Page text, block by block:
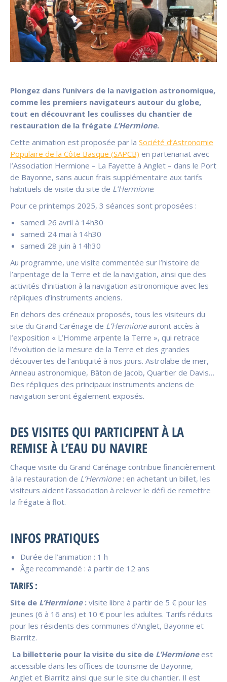
Plongez dans l’univers de la navigation astronomique,
comme les premiers navigateurs autour du globe,
tout en découvrant les coulisses du chantier de
restauration de la frégate L’Hermione.
Cette animation est proposée par la Société d’Astronomie
Populaire de la Côte Basque (SAPCB) en partenariat avec
l’Association Hermione – La Fayette à Anglet – dans le Port
de Bayonne, sans aucun frais supplémentaire aux tarifs
habituels de visite du site de L’Hermione.
Pour ce printemps 2025, 3 séances sont proposées :
samedi 26 avril à 14h30
samedi 24 mai à 14h30
samedi 28 juin à 14h30
Au programme, une visite commentée sur l’histoire de
l’arpentage de la Terre et de la navigation, ainsi que des
activités d’initiation à la navigation astronomique avec les
répliques d’instruments anciens.
En dehors des créneaux proposés, tous les visiteurs du
site du Grand Carénage de L’Hermioneauront accès à
l’exposition « L’Homme arpente la Terre », qui retrace
l’évolution de la mesure de la Terre et des grandes
découvertes de l’antiquité à nos jours. Astrolabe de mer,
Anneau astronomique, Bâton de Jacob, Quartier de Davis…
Des répliques des principaux instruments anciens de
navigation seront également exposés.
DES VISITES QUI PARTICIPENT À LA
REMISE À L’EAU DU NAVIRE
Chaque visite du Grand Carénage contribue financièrement
à la restauration de L’Hermione: en achetant un billet, les
visiteurs aident l’association à relever le défi de remettre
la frégate à flot.
INFOS PRATIQUES
Durée de l’animation : 1 h
Âge recommandé : à partir de 12 ans
TARIFS :
Site de L’Hermione: visite libre à partir de 5 € pour les
jeunes (6 à 16 ans) et 10 € pour les adultes. Tarifs réduits
pour les résidents des communes d’Anglet, Bayonne et
Biarritz.
La billetterie pour la visite du site de L’Hermioneest
accessible dans les offices de tourisme de Bayonne,
Anglet et Biarritz ainsi que sur le site du chantier. Il est